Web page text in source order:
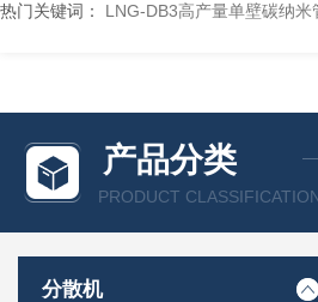
热门关键词： LNG-DB3高产量单壁碳纳米
产品分类
PRODUCT
分散机